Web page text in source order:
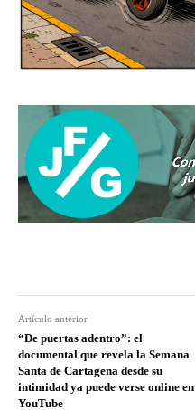
Artículo anterior
“De puertas adentro”: el
documental que revela la Semana
Santa de Cartagena desde su
intimidad ya puede verse online en
YouTube